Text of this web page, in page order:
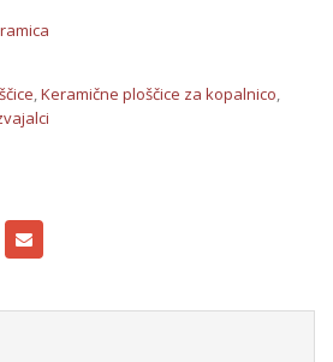
,Keramične ploščice za kopalnico,